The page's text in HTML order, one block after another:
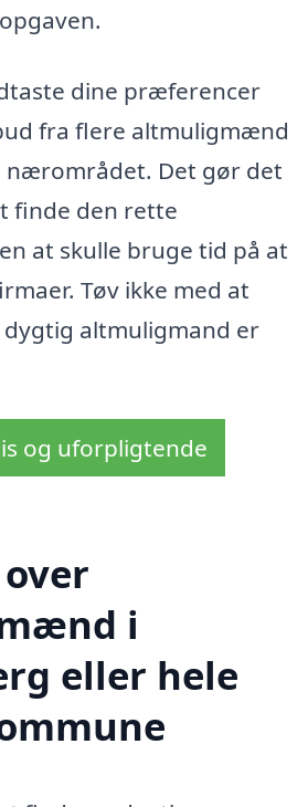
dine præferencer
fra flere altmuligmænd
nærområdet. Det gør det
finde den rette
at skulle bruge tid på at
Tøv ikke med at
altmuligmand er
og uforpligtende
i
eller hele